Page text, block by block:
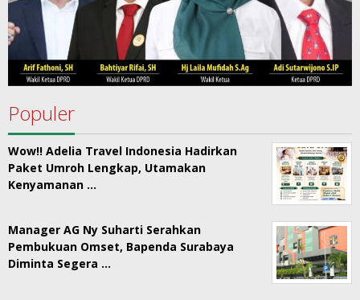
Populer
Wow!! Adelia Travel Indonesia Hadirkan
Paket Umroh Lengkap, Utamakan
Kenyamanan …
Manager AG Ny Suharti Serahkan
Pembukuan Omset, Bapenda Surabaya
Diminta Segera …